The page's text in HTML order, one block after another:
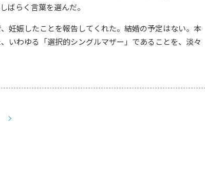
ばらく言葉を選んだ。
妊娠したことを報告してくれた。結婚の予定はない。本
いわゆる「選択的シングルマザー」であることを、淡々